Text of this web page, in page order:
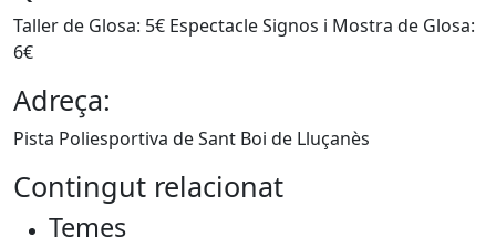
Taller de Glosa: 5€ Espectacle Signos i Mostra de Glosa:
6€
Adreça:
Pista Poliesportiva de Sant Boi de Lluçanès
Contingut relacionat
Temes